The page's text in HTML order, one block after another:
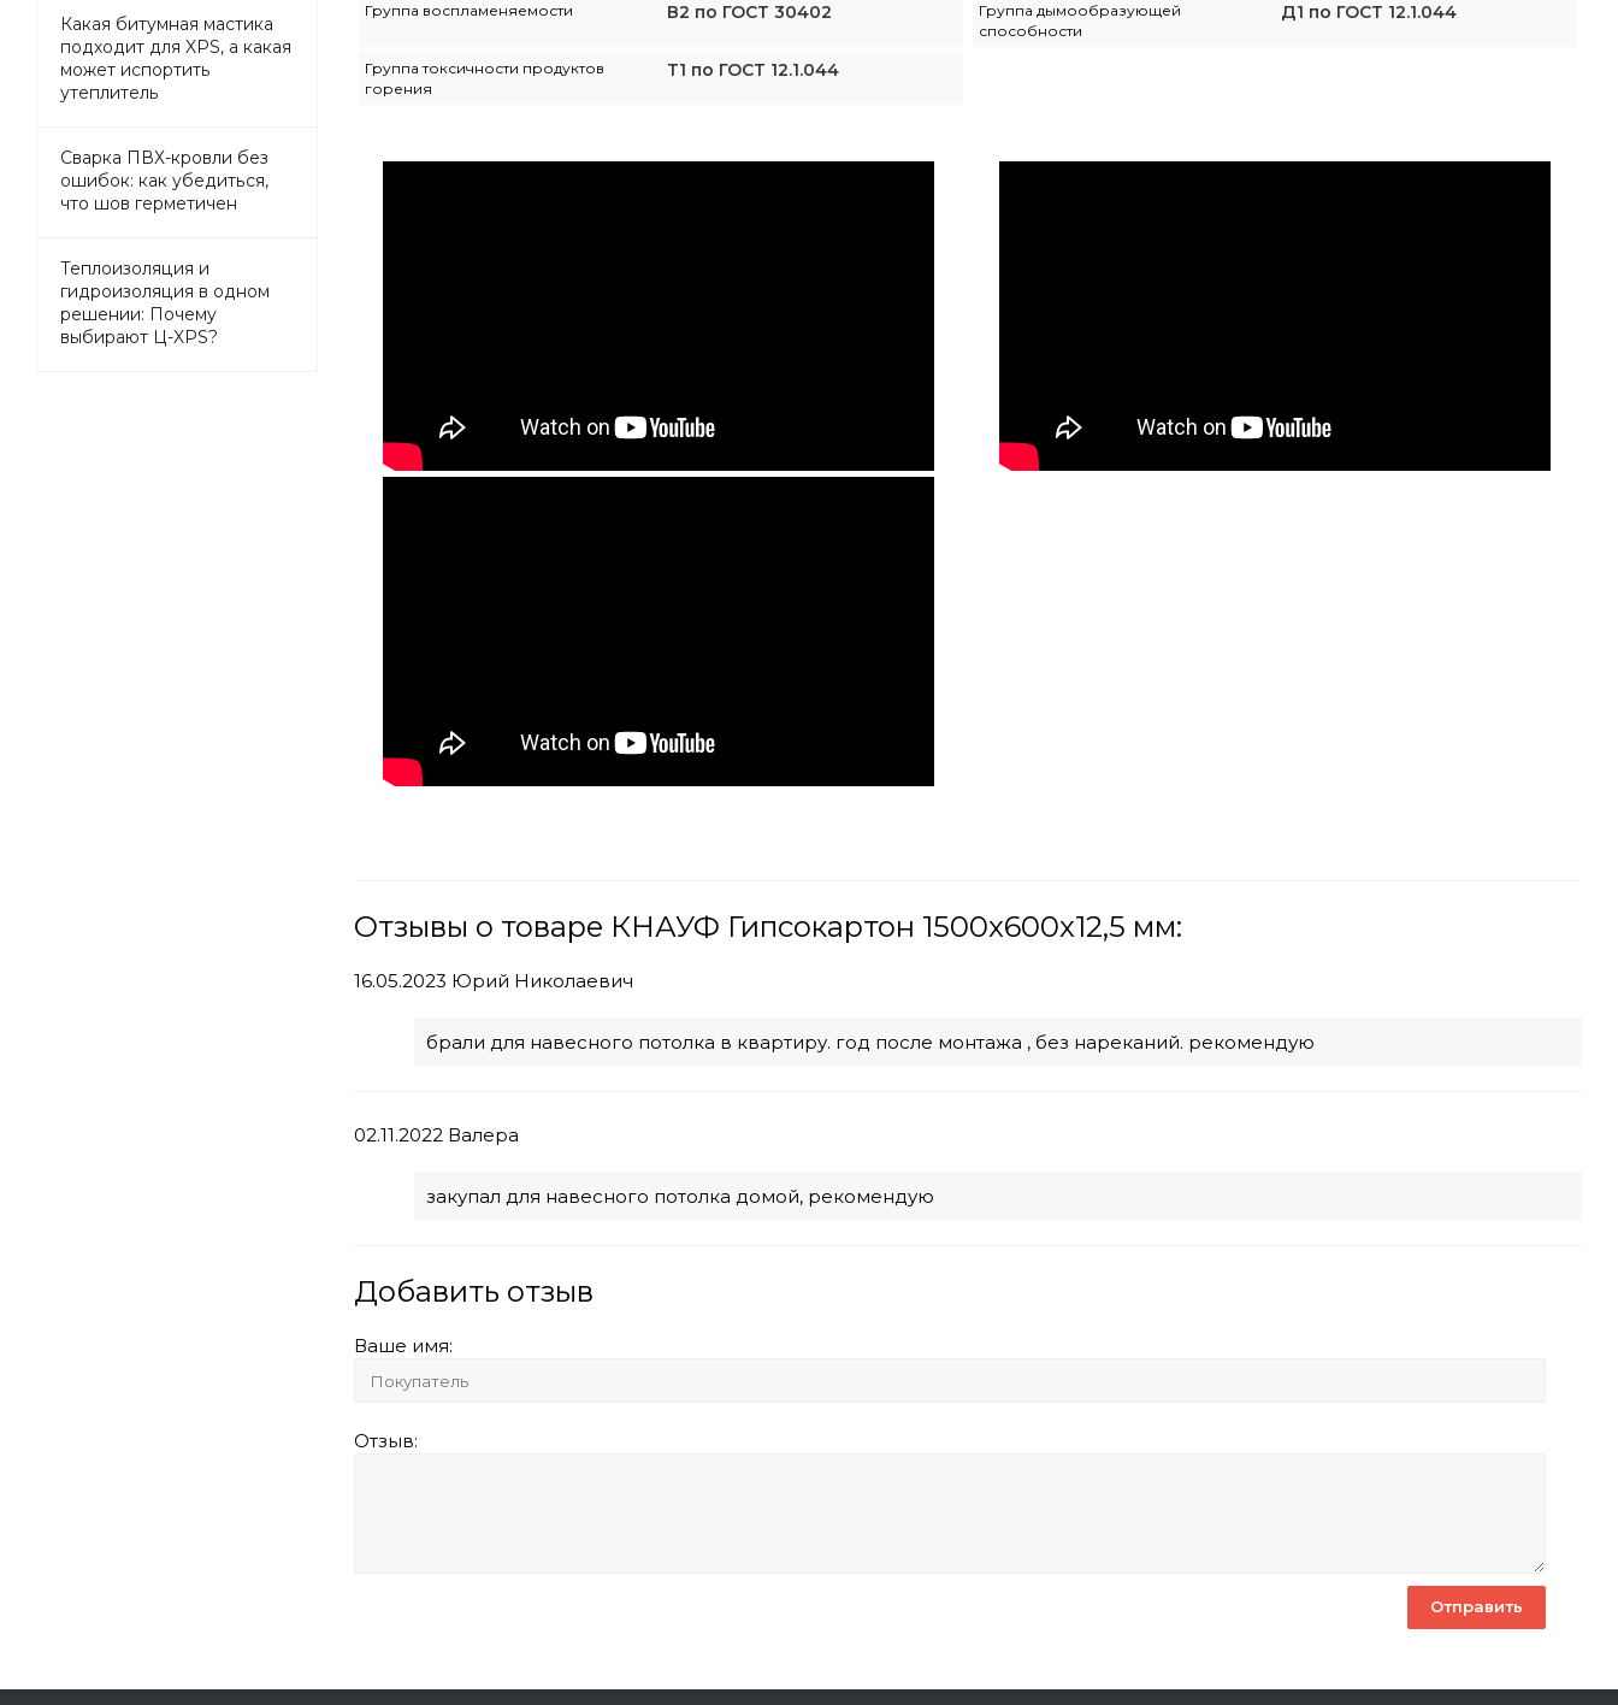
Группа воспламеняемости В2 по ГОСТ 30402
Группа дымообразующей
способности
Д1 по ГОСТ 12.1.044
Группа токсичности продуктов
горения
Т1 по ГОСТ 12.1.044
Отзывы о товаре КНАУФ Гипсокартон 1500x600x12,5 мм:
16.05.2023 Юрий Николаевич
брали для навесного потолка в квартиру. год после монтажа , без нареканий. рекомендую
02.11.2022 Валера
закупал для навесного потолка домой, рекомендую
Добавить отзыв
Ваше имя:
Отзыв:
Какая битумная мастика
подходит для XPS, а какая
может испортить
утеплитель
Сварка ПВХ-кровли без
ошибок: как убедиться,
что шов герметичен
Теплоизоляция и
гидроизоляция в одном
решении: Почему
выбирают Ц-XPS?